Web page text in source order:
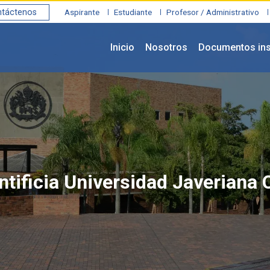
Aspirante Estudiante Profesor / Administrativo
Inicio Nosotros Documentos
Universidad Javeriana